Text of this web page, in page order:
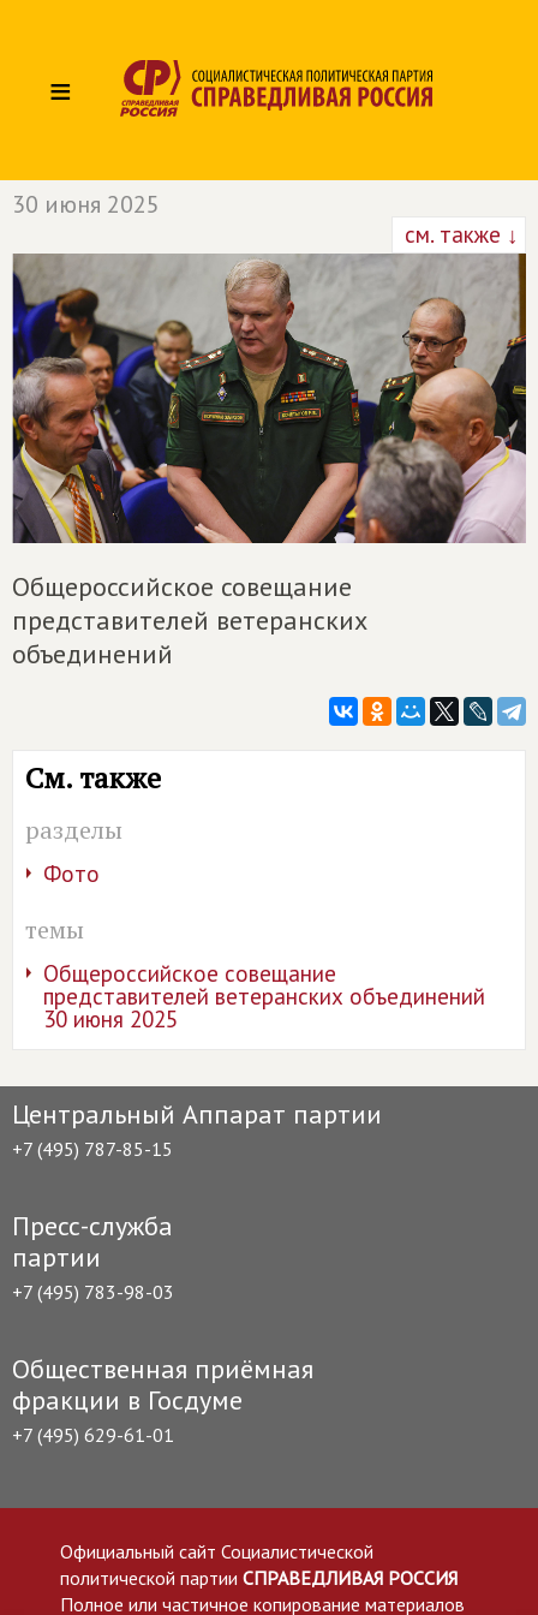
≡
30 июня 2025
см. также ↓
Общероссийское совещание
представителей ветеранских
объединений
См. также
разделы
Фото
темы
Общероссийское совещание
представителей ветеранских объединений
30 июня 2025
Центральный Аппарат партии
+7 (495) 787-85-15
Пресс-служба
партии
+7 (495) 783-98-03
Общественная приёмная
фракции в Госдуме
+7 (495) 629-61-01
Официальный сайт Социалистической
политической партии СПРАВЕДЛИВАЯ РОССИЯ
Полное или частичное копирование материалов